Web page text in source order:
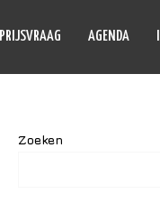
PRIJSVRAAG AGENDA
Zoeken